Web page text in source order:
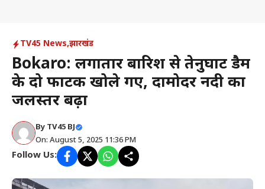
TV45 News,झारखंड
Bokaro: लगातार बारिश से तेनुघाट डैम
के दो फाटक खोले गए, दामोदर नदी का
जलस्तर बढ़ा
By TV45 BJ
On: August 5, 2025 11:36 PM
Follow Us: